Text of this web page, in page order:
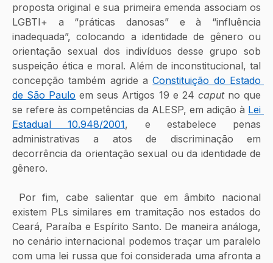
proposta original e sua primeira emenda associam os
LGBTI+ a “práticas danosas” e à “influência
inadequada”, colocando a identidade de gênero ou
orientação sexual dos indivíduos desse grupo sob
suspeição ética e moral. Além de inconstitucional, tal
concepção também agride a Constituição do Estado
de São Paulo em seus Artigos 19 e 24 caput no que
se refere às competências da ALESP, em adição à Lei
Estadual 10.948/2001, e estabelece penas
administrativas a atos de discriminação em
decorrência da orientação sexual ou da identidade de
gênero.
existem PLs similares em tramitação nos estados do
Ceará, Paraíba e Espírito Santo. De maneira análoga,
no cenário internacional podemos traçar um paralelo
com uma lei russa que foi considerada uma afronta a